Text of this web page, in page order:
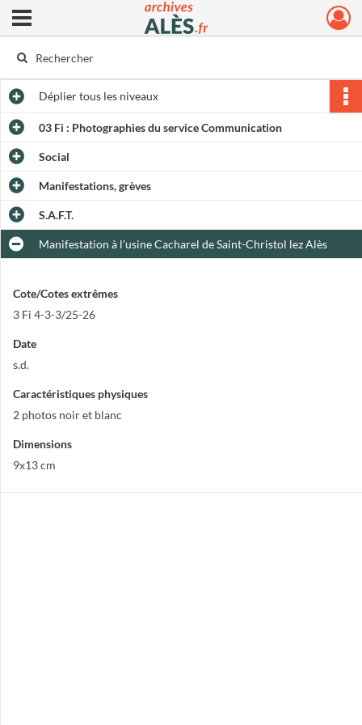
Archives municipales d'Alès
Ouvrir le menu déroulant
Dépliertous les niveaux
03 Fi : Photographies du service Communication
Social
Manifestations, grèves
S.A.F.T.
Manifestation à l'usine Cacharel de Saint-Christol lez Alès
Cote/Cotes extrêmes
3 Fi 4-3-3/25-26
Date
s.d.
Caractéristiques physiques
2 photos noir et blanc
Dimensions
9x13 cm